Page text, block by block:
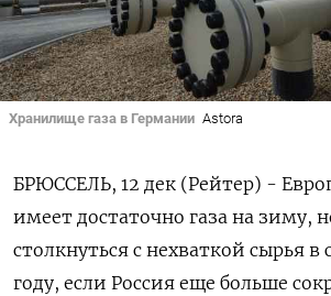
Хранилище газа в Германии Astora
БРЮССЕЛЬ, 12 дек (Рейтер) -
имеет достаточно газа на зиму,
столкнуться с нехваткой сырья
году, если Россия еще больше